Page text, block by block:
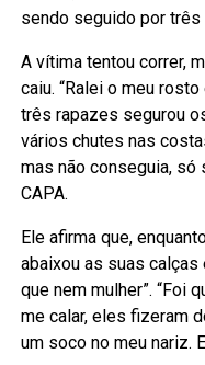
sendo seguido por três
A vítima tentou correr,
caiu. “Ralei o meu
três rapazes segurou
vários chutes nas
mas não conseguia, só
CAPA.
Ele afirma que,
abaixou as suas calças
que nem mulher”. “Foi
me calar, eles fizeram
um soco no meu nariz.